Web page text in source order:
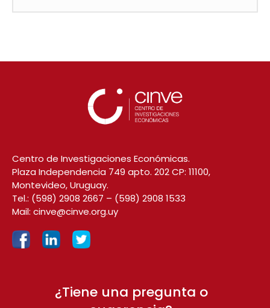
Centro de Investigaciones Económicas.
Plaza Independencia 749 apto. 202 CP: 11100,
Montevideo, Uruguay.
Tel.: (598) 2908 2667 – (598) 2908 1533
Mail: cinve@cinve.org.uy
¿Tiene una pregunta o